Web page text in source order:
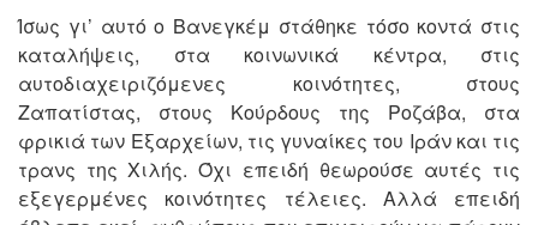
Ίσως γι’ αυτό ο Βανεγκέμ στάθηκε τόσο κοντά στις
καταλήψεις, στα κοινωνικά κέντρα, στις
αυτοδιαχειριζόμενες κοινότητες, στους
Ζαπατίστας, στους Κούρδους της Ροζάβα, στα
φρικιά των Εξαρχείων, τις γυναίκες του Ιράν και τις
τρανς της Χιλής. Όχι επειδή θεωρούσε αυτές τις
εξεγερμένες κοινότητες τέλειες. Αλλά επειδή